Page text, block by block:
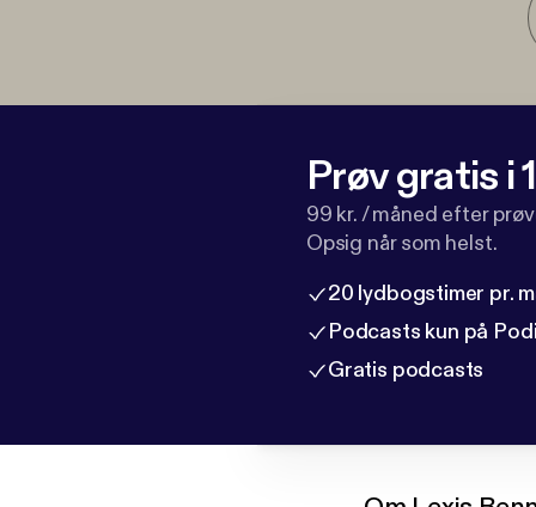
Prøv gratis i
99 kr. / måned efter
Opsig når som helst.
20 lydbogstimer pr.
Podcasts kun på
Gratis podcasts